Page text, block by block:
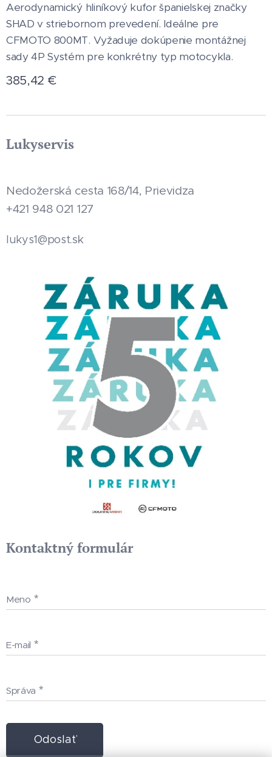
Aerodynamický hliníkový kufor španielskej značky
SHAD v striebornom prevedení. Ideálne pre
CFMOTO 800MT. Vyžaduje dokúpenie montážnej
sady 4P Systém pre konkrétny typ motocykla.
385,42 €
Lukyservis
Nedožerská cesta 168/14, Prievidza
+421 948 021 127
lukys1@post.sk
Kontaktný formulár
Meno
E-mail
Správa
Odoslať